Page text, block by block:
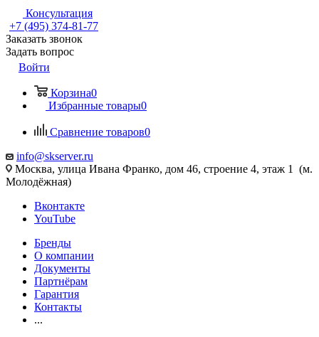
Консультация
+7 (495) 374-81-77
Заказать звонок
Задать вопрос
Войти
Корзина0
Избранные товары0
Сравнение товаров0
info@skserver.ru
Москва, улица Ивана Франко, дом 46, строение 4, этаж 1 (м.
Молодёжная)
Вконтакте
YouTube
Бренды
О компании
Документы
Партнёрам
Гарантия
Контакты
...